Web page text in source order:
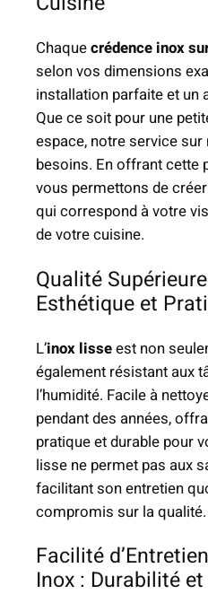
n
I
n
o
x
L
i
s
s
Chaquecrédence inox
selon vos dimensions
installation parfaite et un
Que ce soit pour une
espace, notre service sur
besoins. En offrant cette
vous permettons de
qui correspond à votre
de votre cuisine.
Qualité
Esthétique et
L’inox lisseest non
également résistant aux
l’humidité. Facile à
pendant des années,
pratique et durable pour
lisse ne permet pas aux
facilitant son entretien
compromis sur la qualité.
Facilité
Inox : Durabilité